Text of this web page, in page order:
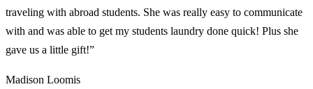
traveling with abroad students. She was really easy to communicate
with and was able to get my students laundry done quick! Plus she
gave us a little gift!”
Madison Loomis